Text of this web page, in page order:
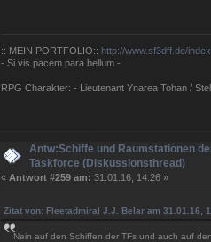
:: MEIN PORTFOLIO:: http://www.sf3dff.de/
- Si vis pacem para bellum -
RPG Charakter: - Lieutenant Ynarea Tohan /
Antw:Schiffe und Raumstationen
Taskforce (Diskussionsthread)
« Antwort #259 am: 31.01.16, 14:26 »
Zitat von: Fleetadmiral J.J. Belar am 31.01.16,
Nein auf den Schiffen der TFs und auch auf